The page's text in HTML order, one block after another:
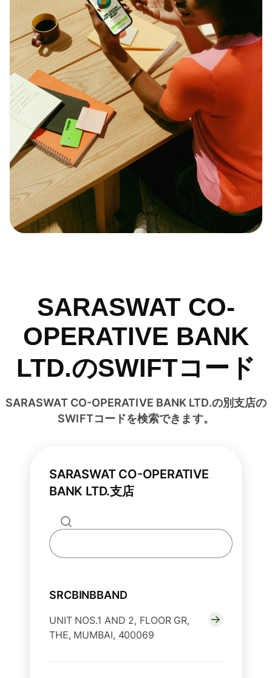
SARASWAT CO-
OPERATIVE BANK
LTD.のSWIFTコード
SARASWAT CO-OPERATIVE BANK LTD.の別支店の
SWIFTコードを検索できます。
SARASWAT CO-OPERATIVE
BANK LTD.支店
SRCBINBBAND
UNIT NOS.1 AND 2, FLOOR GR,
THE, MUMBAI, 400069